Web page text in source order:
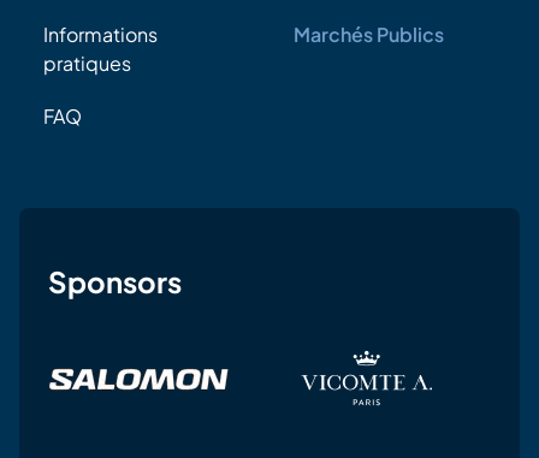
Informations
pratiques
FAQ
Marchés Publics
Sponsors